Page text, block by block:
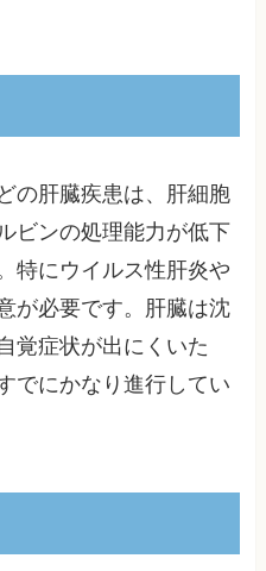
の肝臓疾患は、肝細胞
ビンの処理能力が低下
特にウイルス性肝炎や
が必要です。肝臓は沈
覚症状が出にくいた
でにかなり進行してい